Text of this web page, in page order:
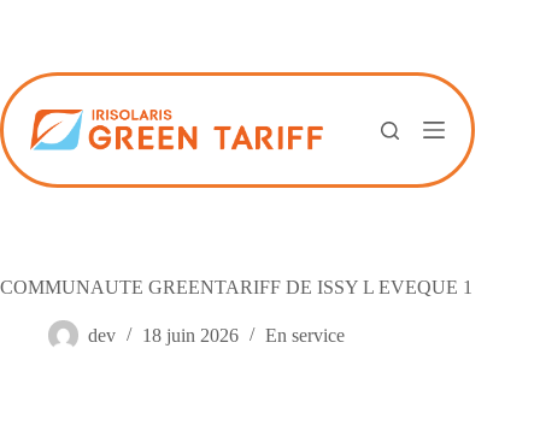
COMMUNAUTE GREENTARIFF DE ISSY L EVEQUE 1
dev 18 juin 2026 En service